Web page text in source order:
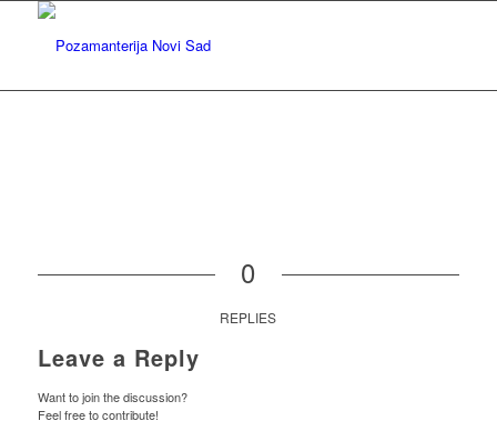
0
REPLIES
Leave a Reply
Want to join the discussion?
Feel free to contribute!